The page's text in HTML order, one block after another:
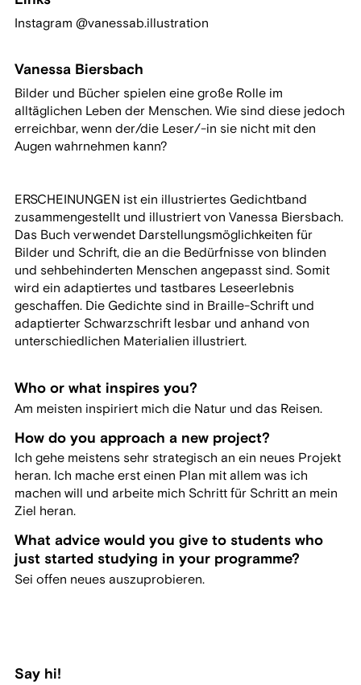
Instagram @vanessab.illustration
Vanessa Biersbach
Bilder und Bücher spielen eine große Rolle im
alltäglichen Leben der Menschen. Wie sind diese jedoch
erreichbar, wenn der/die Leser/-in sie nicht mit den
Augen wahrnehmen kann?
ERSCHEINUNGEN ist ein illustriertes Gedichtband
zusammengestellt und illustriert von Vanessa Biersbach.
Das Buch verwendet Darstellungsmöglichkeiten für
Bilder und Schrift, die an die Bedürfnisse von blinden
und sehbehinderten Menschen angepasst sind. Somit
wird ein adaptiertes und tastbares Leseerlebnis
geschaffen. Die Gedichte sind in Braille-Schrift und
adaptierter Schwarzschrift lesbar und anhand von
unterschiedlichen Materialien illustriert.
Who or what inspires you?
Am meisten inspiriert mich die Natur und das Reisen.
How do you approach a new project?
Ich gehe meistens sehr strategisch an ein neues Projekt
heran. Ich mache erst einen Plan mit allem was ich
machen will und arbeite mich Schritt für Schritt an mein
Ziel heran.
What advice would you give to students who
just started studying in your programme?
Sei offen neues auszuprobieren.
Say hi!